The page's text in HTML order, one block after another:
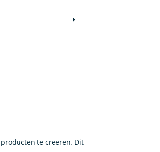
te creëren. Dit